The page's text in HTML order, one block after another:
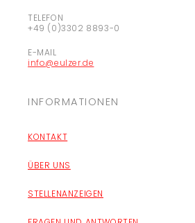
TELEFON
+49 (0)3302 8893-0
E-MAIL
info@eulzer.de
INFORMATIONEN
KONTAKT
ÜBER UNS
STELLENANZEIGEN